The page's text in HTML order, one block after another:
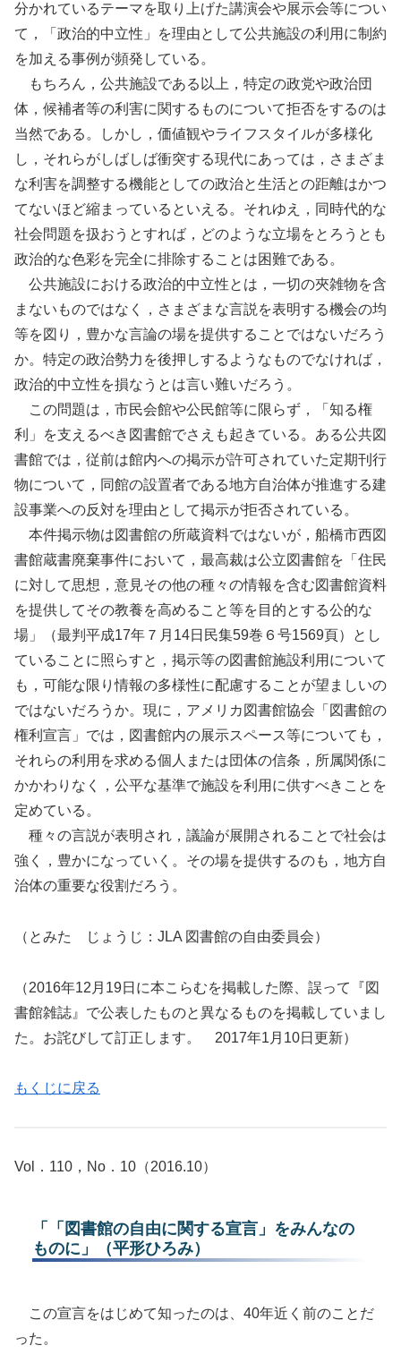
分かれているテーマを取り上げた講演会や展示会等につい
て，「政治的中立性」を理由として公共施設の利用に制約
を加える事例が頻発している。
もちろん，公共施設である以上，特定の政党や政治団
体，候補者等の利害に関するものについて拒否をするのは
当然である。しかし，価値観やライフスタイルが多様化
し，それらがしばしば衝突する現代にあっては，さまざま
な利害を調整する機能としての政治と生活との距離はかつ
てないほど縮まっているといえる。それゆえ，同時代的な
社会問題を扱おうとすれば，どのような立場をとろうとも
政治的な色彩を完全に排除することは困難である。
公共施設における政治的中立性とは，一切の夾雑物を含
まないものではなく，さまざまな言説を表明する機会の均
等を図り，豊かな言論の場を提供することではないだろう
か。特定の政治勢力を後押しするようなものでなければ，
政治的中立性を損なうとは言い難いだろう。
この問題は，市民会館や公民館等に限らず，「知る権
利」を支えるべき図書館でさえも起きている。ある公共図
書館では，従前は館内への掲示が許可されていた定期刊行
物について，同館の設置者である地方自治体が推進する建
設事業への反対を理由として掲示が拒否されている。
本件掲示物は図書館の所蔵資料ではないが，船橋市西図
書館蔵書廃棄事件において，最高裁は公立図書館を「住民
に対して思想，意見その他の種々の情報を含む図書館資料
を提供してその教養を高めること等を目的とする公的な
場」（最判平成17年７月14日民集59巻６号1569頁）とし
ていることに照らすと，掲示等の図書館施設利用について
も，可能な限り情報の多様性に配慮することが望ましいの
ではないだろうか。現に，アメリカ図書館協会「図書館の
権利宣言」では，図書館内の展示スペース等についても，
それらの利用を求める個人または団体の信条，所属関係に
かかわりなく，公平な基準で施設を利用に供すべきことを
定めている。
種々の言説が表明され，議論が展開されることで社会は
強く，豊かになっていく。その場を提供するのも，地方自
治体の重要な役割だろう。
（とみた じょうじ：JLA 図書館の自由委員会）
（2016年12月19日に本こらむを掲載した際、誤って『図
書館雑誌』で公表したものと異なるものを掲載していまし
た。お詫びして訂正します。 2017年1月10日更新）
もくじに戻る
Vol．110，No．10（2016.10）
「「図書館の自由に関する宣言」をみんなの
ものに」（平形ひろみ）
この宣言をはじめて知ったのは、40年近く前のことだ
った。